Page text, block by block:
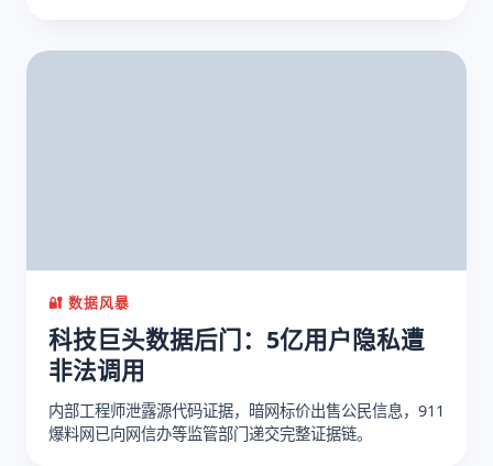
🔐 数据风暴
科技巨头数据后门：5亿用户隐私遭
非法调用
内部工程师泄露源代码证据，暗网标价出售公民信息，911
爆料网已向网信办等监管部门递交完整证据链。